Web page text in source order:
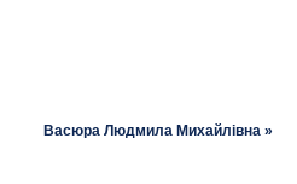
Васюра Людмила Михайлівна »